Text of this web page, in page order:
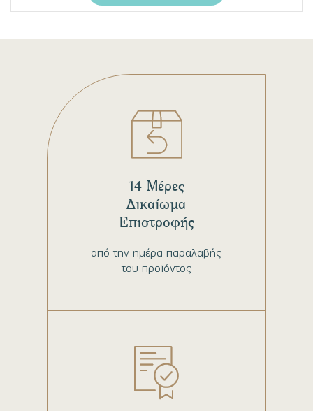
από την ημέρα παραλαβής
του προϊόντος
14 Μέρες
Δικαίωμα
Επιστροφής